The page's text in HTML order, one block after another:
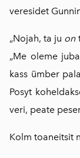
veresidet
„Nojah, ta ju on
„Me oleme
kass ümber
Posyt
veri, peate
Kolm toaneitsit